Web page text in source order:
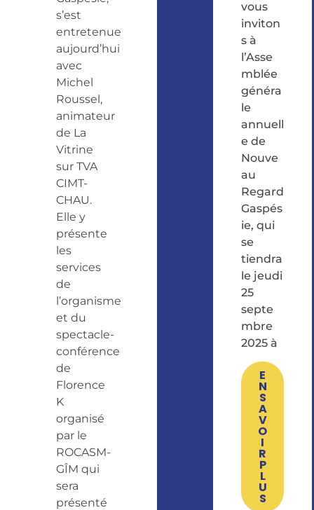
s’est
entretenue
aujourd’hui
avec
Michel
Roussel,
animateur
de La
Vitrine
sur TVA
CIMT-
CHAU.
Elle y
présente
les
services
de
l’organisme
et du
spectacle-
conférence
de
Florence
K
organisé
par le
ROCASM-
GÎM qui
sera
présenté
vous
inviton
s à
l’Asse
mblée
généra
le
annuell
e de
Nouve
au
Regard
Gaspés
ie, qui
se
tiendra
le jeudi
25
septe
mbre
2025 à
E
N
S
A
V
O
I
R
P
L
U
S